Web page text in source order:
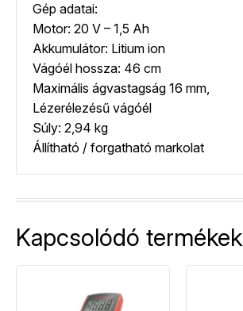
Gép adatai:
Motor: 20 V – 1,5 Ah
Akkumulátor: Litium ion
Vágóél hossza: 46 cm
Maximális ágvastagság 16 mm,
Lézerélezésű vágóél
Súly: 2,94 kg
Állítható / forgatható markolat
Kapcsolódó termékek